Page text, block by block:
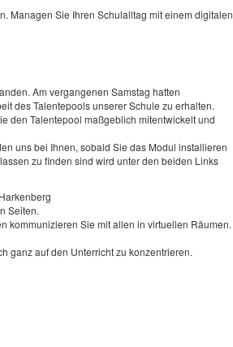
Managen Sie Ihren Schulalltag mit einem digitalen
Am vergangenen Samstag hatten
des Talentepools unserer Schule zu erhalten.
den Talentepool maßgeblich mitentwickelt und
uns bei Ihnen, sobald Sie das Modul installieren
zu finden sind wird unter den beiden Links
Seiten.
kommunizieren Sie mit allen in virtuellen Räumen.
ganz auf den Unterricht zu konzentrieren.